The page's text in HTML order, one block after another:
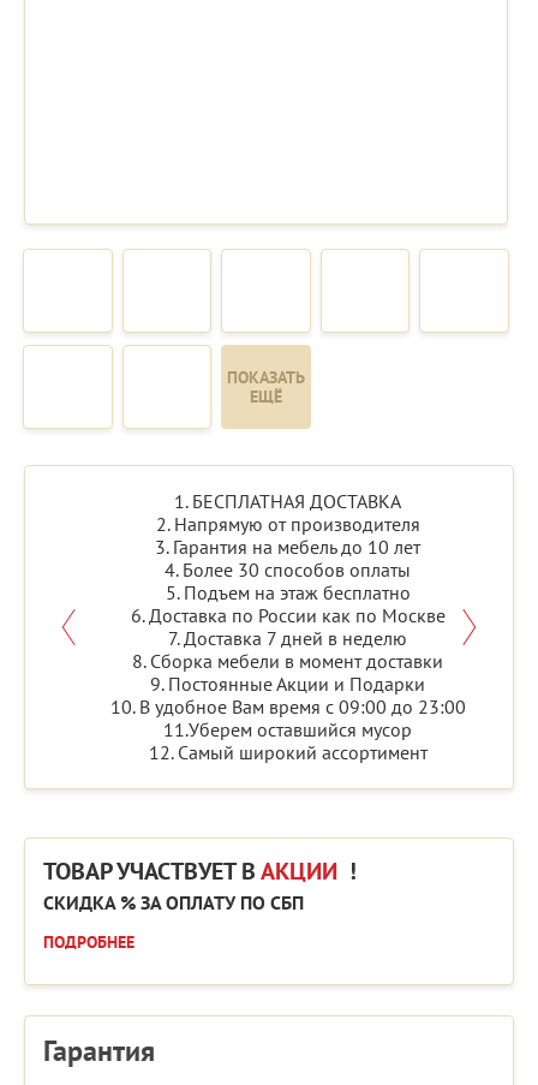
ПОКАЗАТЬ
ЕЩЁ
1. БЕСПЛАТНАЯ ДОСТАВКА
2. Напрямую от производителя
3. Гарантия на мебель до 10 лет
4. Более 30 способов оплаты
5. Подъем на этаж бесплатно
6. Доставка по России как по Москве
7. Доставка 7 дней в неделю
8. Сборка мебели в момент доставки
9. Постоянные Акции и Подарки
10. В удобное Вам время с 09:00 до 23:00
11.Уберем оставшийся мусор
12. Самый широкий ассортимент
ТОВАР УЧАСТВУЕТ ВАКЦИИ !
СКИДКА % ЗА ОПЛАТУ ПО СБП
ПОДРОБНЕЕ
Гарантия